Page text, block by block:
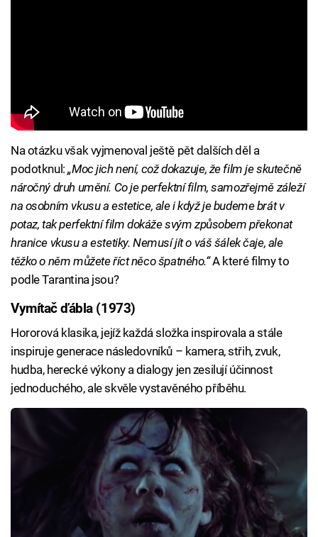
Na otázku však vyjmenoval ještě pět dalších děl a
podotknul:„Moc jich není, což dokazuje, že film je skutečně
náročný druh umění. Co je perfektní film, samozřejmě záleží
na osobním vkusu a estetice, ale i když je budeme brát v
potaz, tak perfektní film dokáže svým způsobem překonat
hranice vkusu a estetiky. Nemusí jít o váš šálek čaje, ale
těžko o něm můžete říct něco špatného.“A které filmy to
podle Tarantina jsou?
Vymítač ďábla (1973)
Hororová klasika, jejíž každá složka inspirovala a stále
inspiruje generace následovníků – kamera, střih, zvuk,
hudba, herecké výkony a dialogy jen zesilují účinnost
jednoduchého, ale skvěle vystavěného příběhu.